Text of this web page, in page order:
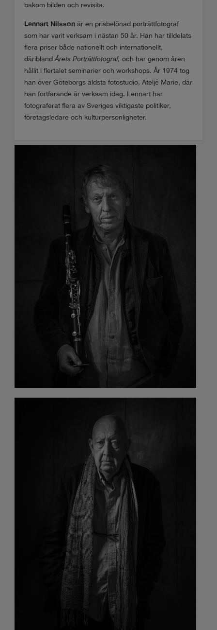
bakom bilden och revisita.
Lennart Nilsson är en prisbelönad porträttfotograf
som har varit verksam i nästan 50 år. Han har tilldelats
flera priser både nationellt och internationellt,
däribland Årets Porträttfotograf, och har genom åren
hållit i flertalet seminarier och workshops. År 1974 tog
han över Göteborgs äldsta fotostudio, Ateljé Marie, där
han fortfarande är verksam idag. Lennart har
fotograferat flera av Sveriges viktigaste politiker,
företagsledare och kulturpersonligheter.